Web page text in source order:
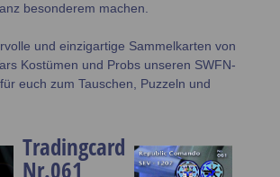
besonderem machen.
und einzigartige Sammelkarten von
Kostümen und Probs unseren SWFN-
euch zum Tauschen, Puzzeln und
Tradingcard
Nr.061